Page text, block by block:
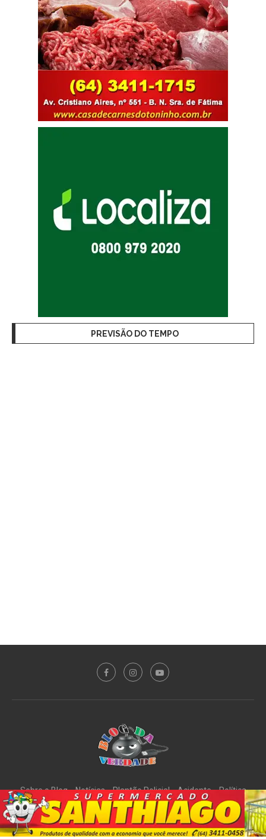
PREVISÃO DO TEMPO
Sobre o Blog Notícias Plantão Policial Acidente
Política
Esporte
@2020 - All Right Reserved. Designed and Developed byPortalDev